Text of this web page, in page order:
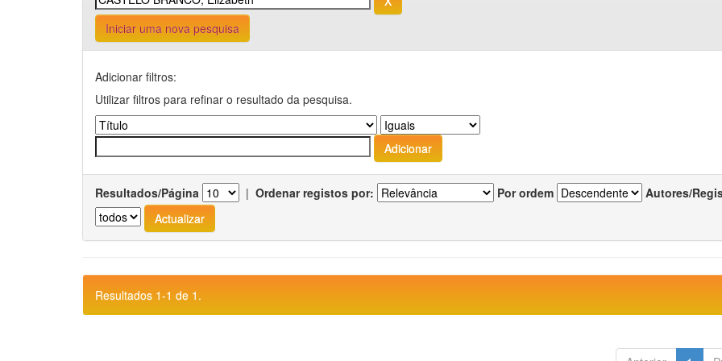
Iniciar uma nova pesquisa
Adicionar filtros:
Utilizar filtros para refinar o resultado da pesquisa.
Resultados/Página | Ordenar registos por: Por ordem Autores/
Resultados 1-1 de 1.